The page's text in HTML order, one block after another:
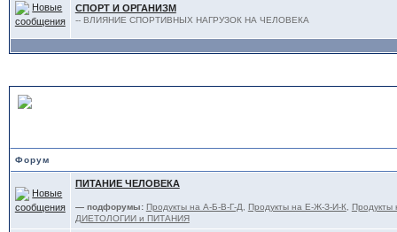
СПОРТ И ОРГАНИЗМ
-- ВЛИЯНИЕ СПОРТИВНЫХ НАГРУЗОК НА ЧЕЛОВЕКА
Форум
ПИТАНИЕ ЧЕЛОВЕКА
— подфорумы: Продукты на А-Б-В-Г-Д Продукты на Е-Ж-З-И-К,
ДИЕТОЛОГИИ и ПИТАНИЯ